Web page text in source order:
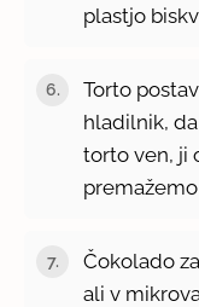
plastjo
Torto
hladilnik,
torto ven, ji
Čokolado
ali v